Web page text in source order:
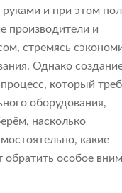
и при этом
производители и
стремясь
Однако
который
оборудования,
насколько
какие
обратить особое